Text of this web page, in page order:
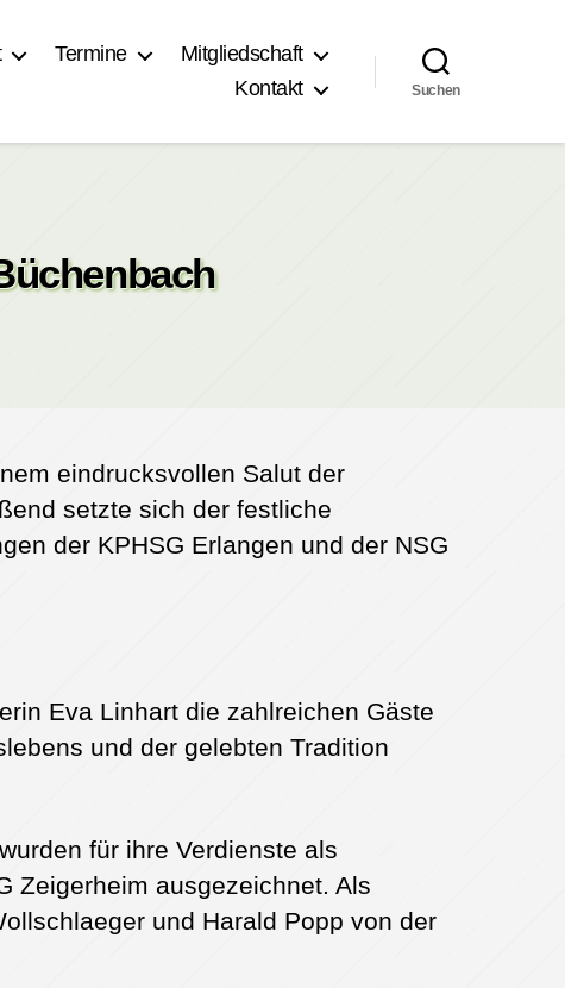
Termine
Mitgliedschaft
Kontakt
Suchen
eindrucksvollen Salut der
setzte sich der festliche
der KPHSG Erlangen und der NSG
Eva Linhart die zahlreichen Gäste
und der gelebten Tradition
für ihre Verdienste als
Zeigerheim ausgezeichnet. Als
und Harald Popp von der